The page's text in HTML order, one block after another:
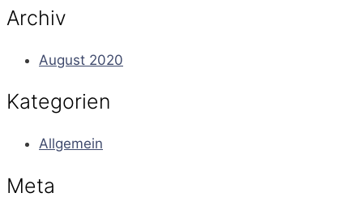
Archiv
August 2020
Kategorien
Allgemein
Meta